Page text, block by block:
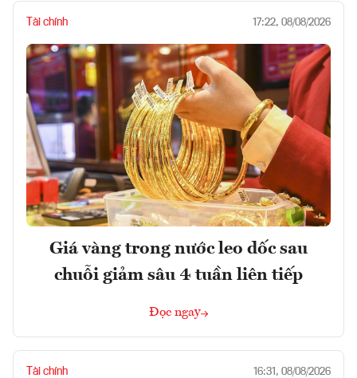
Tài chính 17:22, 08/08/2026
Giá vàng trong nước leo dốc sau
chuỗi giảm sâu 4 tuần liên tiếp
Đọc ngay
Tài chính 16:31, 08/08/2026